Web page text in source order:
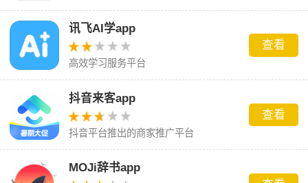
讯飞AI学app
高效学习服务平台
查看
抖音来客app
抖音平台推出的商家推广平台
查看
MOJi辞书app